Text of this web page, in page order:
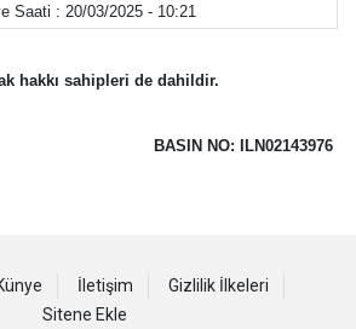
Saati : 20/03/2025 - 10:21
hakkı sahipleri de dahildir.
BASIN NO: ILN02143976
İletişim
Gizlilik İlkeleri
Sitene Ekle